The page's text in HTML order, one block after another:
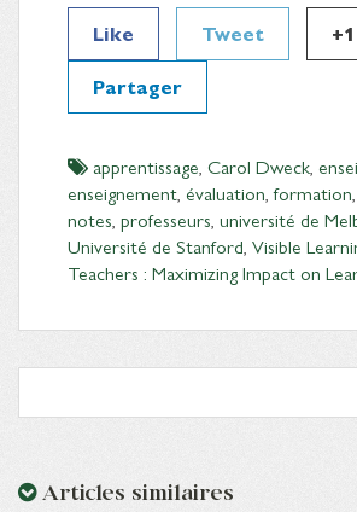
Like Tweet
+1
Partager
apprentissage Carol Dweck
enseignement évaluation ,formation
notes professeurs université de
Université de Stanford Visible
Teachers : Maximizing Impact on
Articles similaires